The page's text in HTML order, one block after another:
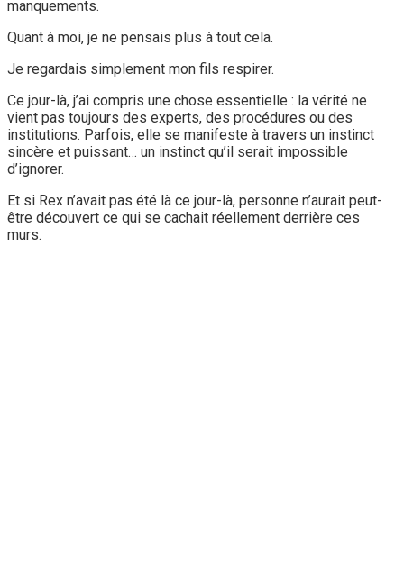
manquements.
Quant à moi, je ne pensais plus à tout cela.
Je regardais simplement mon fils respirer.
Ce jour-là, j’ai compris une chose essentielle : la vérité ne
vient pas toujours des experts, des procédures ou des
institutions. Parfois, elle se manifeste à travers un instinct
sincère et puissant… un instinct qu’il serait impossible
d’ignorer.
Et si Rex n’avait pas été là ce jour-là, personne n’aurait peut-
être découvert ce qui se cachait réellement derrière ces
murs.